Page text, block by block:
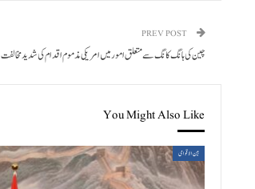
چین کی ہانگ کانگ سے متعلق امور میں امریکی مذموم اقدام کی شدید مخالفت
You Might Also Like
بین الاقوامی